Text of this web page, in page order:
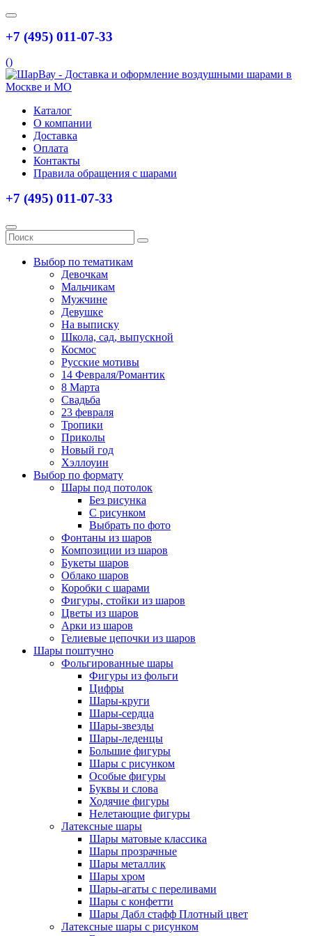
+7 (495) 011-07-33
()
Каталог
О компании
Доставка
Оплата
Контакты
Правила обращения с шарами
+7 (495) 011-07-33
Выбор по тематикам
Девочкам
Мальчикам
Мужчине
Девушке
На выписку
Школа, сад, выпускной
Космос
Русские мотивы
14 Февраля/Романтик
8 Марта
Свадьба
23 февраля
Тропики
Приколы
Новый год
Хэллоуин
Выбор по формату
Шары под потолок
Без рисунка
С рисунком
Выбрать по фото
Фонтаны из шаров
Композиции из шаров
Букеты шаров
Облако шаров
Коробки с шарами
Фигуры, стойки из шаров
Цветы из шаров
Арки из шаров
Гелиевые цепочки из шаров
Шары поштучно
Фольгированные шары
Фигуры из фольги
Цифры
Шары-круги
Шары-сердца
Шары-звезды
Шары-леденцы
Большие фигуры
Шары с рисунком
Особые фигуры
Буквы и слова
Ходячие фигуры
Нелетающие фигуры
Латексные шары
Шары матовые классика
Шары прозрачные
Шары металлик
Шары хром
Шары-агаты с переливами
Шары с конфетти
Шары Дабл стафф Плотный цвет
Латексные шары с рисунком